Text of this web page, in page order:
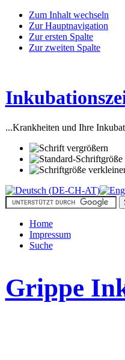
Zum Inhalt wechseln
Zur Hauptnavigation
Zur ersten Spalte
Zur zweiten Spalte
...Krankheiten und Ihre
Home
Impressum
Suche
Grippe